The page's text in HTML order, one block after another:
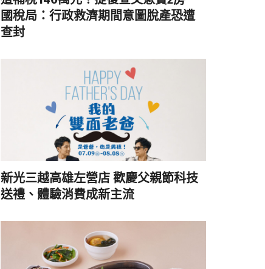
國稅局：行政救濟期間意圖脫產恐遭
查封
新光三越高雄左營店 歡慶父親節科技
送禮、體驗消費成新主流